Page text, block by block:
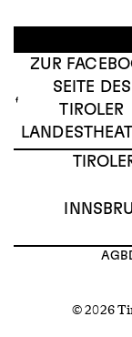
ZUR
SEITE DES
TIROLER
AGB
© 2026